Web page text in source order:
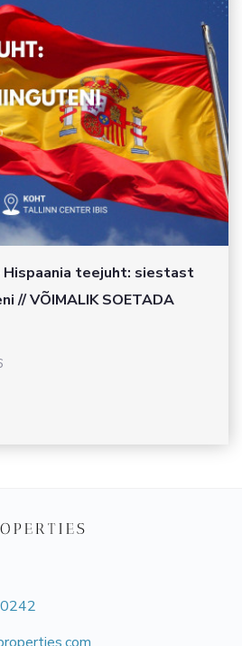
Hispaania teejuht: siestast
// VÕIMALIK SOETADA